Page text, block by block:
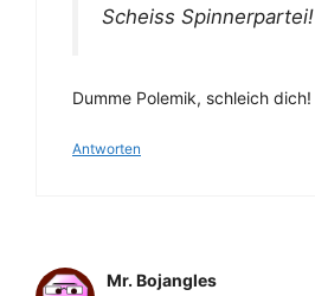
Scheiss Spinnerpartei!
Dumme Polemik, schleich dich!
Antworten
Mr. Bojangles